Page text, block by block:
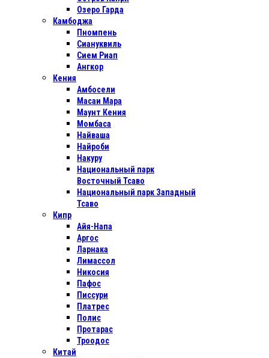
Озеро Гарда
Камбоджа
Пномпень
Сиануквиль
Сием Риап
Ангкор
Кения
Амбосели
Масаи Мара
Маунт Кения
Момбаса
Найваша
Найроби
Накуру
Национальный парк
Восточный Тсаво
Национальный парк Западный
Тсаво
Кипр
Айя-Напа
Аргос
Ларнака
Лимассол
Никосия
Пафос
Писсури
Платрес
Полис
Протарас
Троодос
Китай